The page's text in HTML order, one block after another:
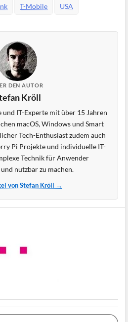
T-Mobile USA
DEN AUTOR
Kröll
und IT-Experte mit über 15 Jahren
macOS, Windows und Smart
Tech-Enthusiast zudem auch
Pi Projekte und individuelle IT-
Technik für Anwender
nutzbar zu machen.
von Stefan Kröll →